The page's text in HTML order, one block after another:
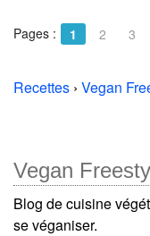
Pages : 1 2 3
Recettes › Vegan
Vegan
Blog de cuisine
se véganiser.